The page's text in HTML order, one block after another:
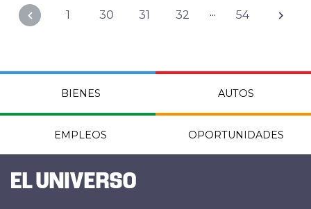
1 30 31 32 ... 54
BIENES AUTOS
EMPLEOS OPORTUNIDADES